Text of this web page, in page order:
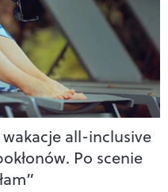
wakacje all-inclusive
Po scenie